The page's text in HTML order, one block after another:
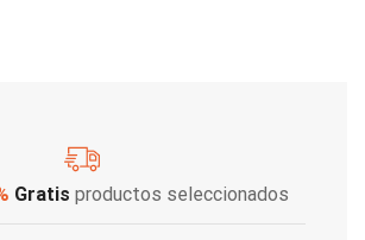
Gratis productos seleccionados